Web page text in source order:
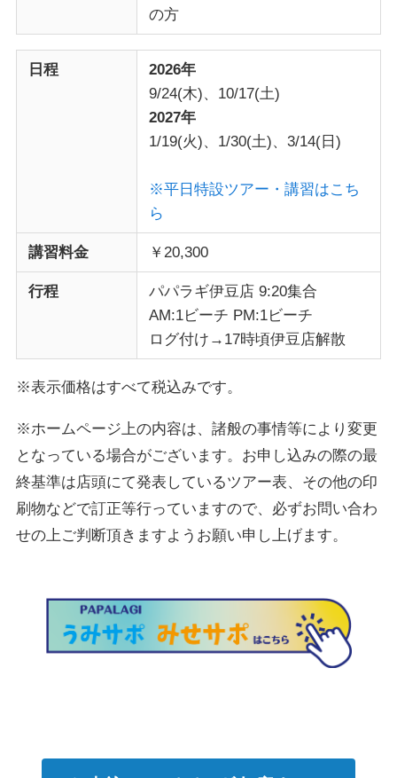
の方
日程
2026年
9/24(木)、10/17(土)
2027年
1/19(火)、1/30(土)、3/14(日)
※平日特設ツアー・講習はこち
ら
講習料金 ￥20,300
行程
パパラギ伊豆店 9:20集合
AM:1ビーチ PM:1ビーチ
ログ付け→17時頃伊豆店解散
※表示価格はすべて税込みです。
※ホームページ上の内容は、諸般の事情等により変更
となっている場合がございます。お申し込みの際の最
終基準は店頭にて発表しているツアー表、その他の印
刷物などで訂正等行っていますので、必ずお問い合わ
せの上ご判断頂きますようお願い申し上げます。